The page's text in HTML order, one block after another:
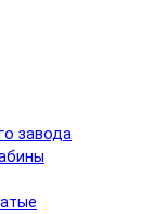
завода